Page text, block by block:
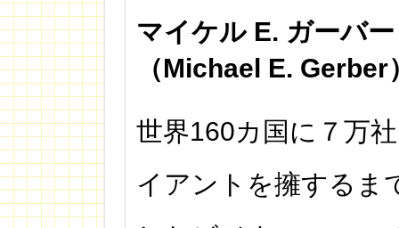
マイケル E. ガーバー
（Michael E. Gerber
世界160カ国に７万
イアントを擁するま